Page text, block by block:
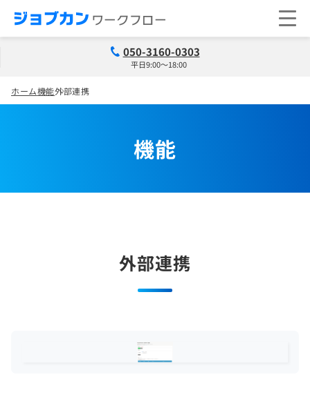
050-3160-0303
平日9:00～18:00
ホーム機能外部連携
機能
外部連携